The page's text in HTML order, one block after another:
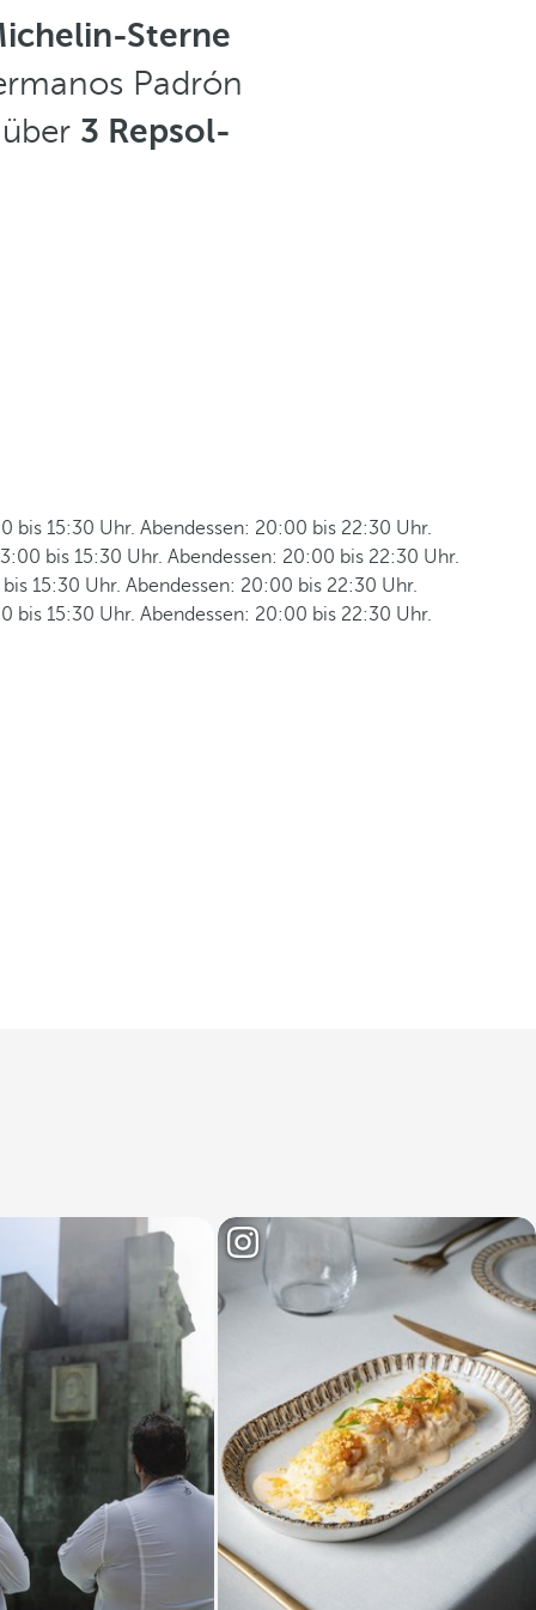
Sterne
Padrón
3 Repsol-
bis 15:30 Uhr. Abendessen: 20:00 bis 22:30 Uhr.
bis 15:30 Uhr. Abendessen: 20:00 bis 22:30 Uhr.
15:30 Uhr. Abendessen: 20:00 bis 22:30 Uhr.
bis 15:30 Uhr. Abendessen: 20:00 bis 22:30 Uhr.